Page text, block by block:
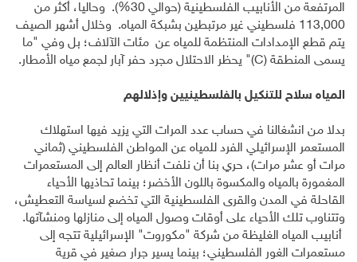
المرتفعة من الأنابيب الفلسطينية (حوالي 30%). وحاليا، أكثر من
113,000 فلسطيني غير مرتبطين بشبكة المياه. وخلال أشهر الصيف
يتم قطع الإمدادات المنتظمة للمياه عن مئات الآلاف؛ بل وفي "ما
يسمى المنطقة (C)" يحظر الاحتلال مجرد حفر آبار لجمع مياه الأمطار.
المياه سلاح للتنكيل بالفلسطينيين وإذلالهم
بدلا من انشغالنا في حساب عدد المرات التي يزيد فيها استهلاك
المستعمر الإسرائيلي الفرد للمياه عن المواطن الفلسطيني (ثماني
مرات أو عشر مرات)، حري بنا أن نلفت أنظار العالم إلى المستعمرات
المغمورة بالمياه والمكسوة باللون الأخضر؛ بينما تحاذيها الأحياء
القاحلة في المدن والقرى الفلسطينية التي تخضع لسياسة التعطيش،
وتتناوب تلك الأحياء على أوقات وصول المياه إلى منازلها ومنشآتها.
أنابيب المياه الغليظة من شركة "مكوروت" الإسرائيلية تتجه إلى
مستعمرات الغور الفلسطيني؛ بينما يسير جرار صغير في قرية